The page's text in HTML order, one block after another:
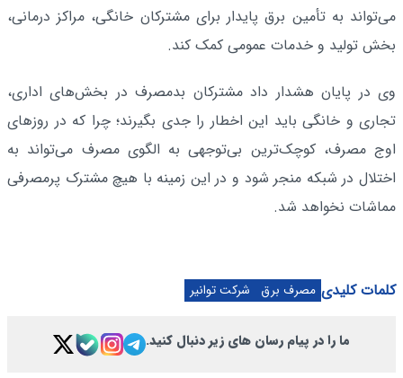
می‌تواند به تأمین برق پایدار برای مشترکان خانگی، مراکز درمانی،
بخش تولید و خدمات عمومی کمک کند.
وی در پایان هشدار داد مشترکان بدمصرف در بخش‌های اداری،
تجاری و خانگی باید این اخطار را جدی بگیرند؛ چرا که در روزهای
اوج مصرف، کوچک‌ترین بی‌توجهی به الگوی مصرف می‌تواند به
اختلال در شبکه منجر شود و در این زمینه با هیچ مشترک پرمصرفی
مماشات نخواهد شد.
کلمات کلیدی مصرف برق شرکت توانیر
ما را در پیام رسان های زیر دنبال کنید.